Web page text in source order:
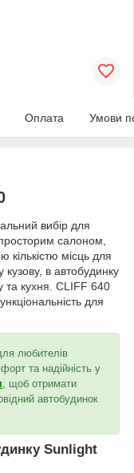
Оплата Умови
вибір для
салоном,
місць для
в автобудинку
та кухня. CLIFF 640
для
любителів
та надійність у
, щоб отримати
автобудинок
Sunlight